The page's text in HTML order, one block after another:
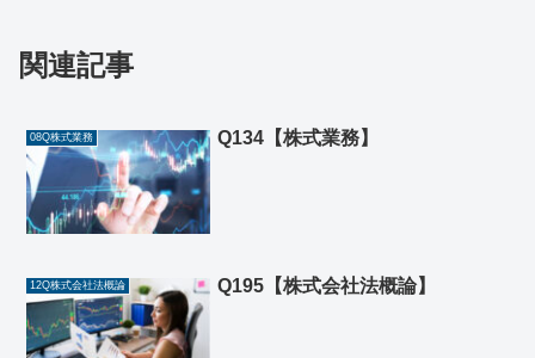
関連記事
08Q株式業務 Q134【株式業務】
12Q株式会社法概論 Q195【株式会社法概論】